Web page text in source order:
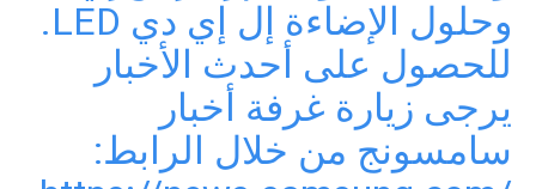
وحلول الإضاءة إل إي دي LED.
للحصول على أحدث الأخبار
يرجى زيارة غرفة أخبار
سامسونج من خلال الرابط: